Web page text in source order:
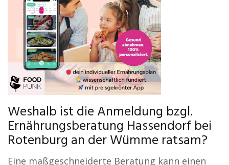
Weshalb ist die Anmeldung bzgl.
Ernährungsberatung Hassendorf bei
Rotenburg an der Wümme ratsam?
Eine maßgeschneiderte Beratung kann einen